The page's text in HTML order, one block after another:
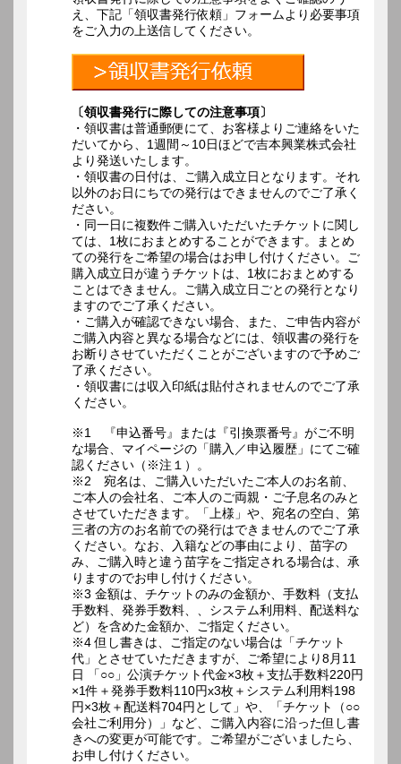
え、下記「領収書発行依頼」フォームより必要事項
をご入力の上送信してください。
〔領収書発行に際しての注意事項〕
・領収書は普通郵便にて、お客様よりご連絡をいた
だいてから、1週間～10日ほどで吉本興業株式会社
より発送いたします。
・領収書の日付は、ご購入成立日となります。それ
以外のお日にちでの発行はできませんのでご了承く
ださい。
・同一日に複数件ご購入いただいたチケットに関し
ては、1枚におまとめすることができます。まとめ
ての発行をご希望の場合はお申し付けください。ご
購入成立日が違うチケットは、1枚におまとめする
ことはできません。ご購入成立日ごとの発行となり
ますのでご了承ください。
・ご購入が確認できない場合、また、ご申告内容が
ご購入内容と異なる場合などには、領収書の発行を
お断りさせていただくことがございますので予めご
了承ください。
・領収書には収入印紙は貼付されませんのでご了承
ください。
※1 『申込番号』または『引換票番号』がご不明
な場合、マイページの「購入／申込履歴」にてご確
認ください（※注１）。
※2 宛名は、ご購入いただいたご本人のお名前、
ご本人の会社名、ご本人のご両親・ご子息名のみと
させていただきます。「上様」や、宛名の空白、第
三者の方のお名前での発行はできませんのでご了承
ください。なお、入籍などの事由により、苗字の
み、ご購入時と違う苗字をご指定される場合は、承
りますのでお申し付けください。
※3 金額は、チケットのみの金額か、手数料（支払
手数料、発券手数料、、システム利用料、配送料な
ど）を含めた金額か、ご指定ください。
※4 但し書きは、ご指定のない場合は「チケット
代」とさせていただきますが、ご希望により8月11
日 「○○」公演チケット代金×3枚＋支払手数料220円
×1件＋発券手数料110円x3枚＋システム利用料198
円×3枚＋配送料704円として」や、「チケット（○○
会社ご利用分）」など、ご購入内容に沿った但し書
きへの変更が可能です。ご希望がございましたら、
お申し付けください。